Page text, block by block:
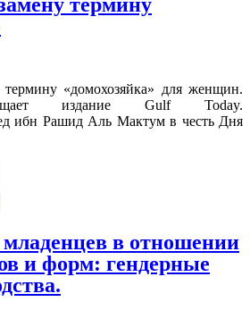
термину
«домохозяйка» для женщин.
издание Gulf Today.
ибн Рашид Аль Мактум в честь Дня
в отношении
и форм: гендерные